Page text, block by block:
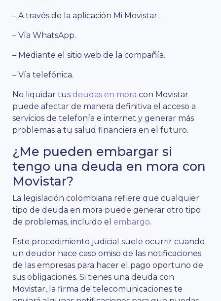
– A través de la aplicación Mi Movistar.
– Vía WhatsApp.
– Mediante el sitio web de la compañía.
– Vía telefónica.
No liquidar tus deudas en mora con Movistar
puede afectar de manera definitiva el acceso a
servicios de telefonía e internet y generar más
problemas a tu salud financiera en el futuro.
¿Me pueden embargar si
tengo una deuda en mora con
Movistar?
La legislación colombiana refiere que cualquier
tipo de deuda en mora puede generar otro tipo
de problemas, incluido el embargo.
Este procedimiento judicial suele ocurrir cuando
un deudor hace caso omiso de las notificaciones
de las empresas para hacer el pago oportuno de
sus obligaciones. Si tienes una deuda con
Movistar, la firma de telecomunicaciones te